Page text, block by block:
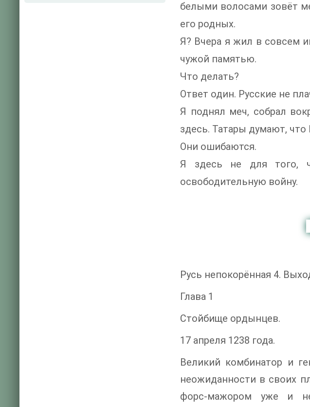
белыми волосами зовёт
его родных.
Я? Вчера я жил в совсем
чужой памятью.
Что делать?
Ответ один. Русские не
Я поднял меч, собрал
здесь. Татары думают, что
Они ошибаются.
Я здесь не для того,
освободительную войну.
Русь непокорённая 4.
Глава 1
Стойбище ордынцев.
17 апреля 1238 года.
Великий комбинатор и
неожиданности в своих
форс-мажором уже и